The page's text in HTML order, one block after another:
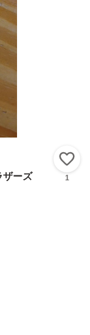
ザーズ
1